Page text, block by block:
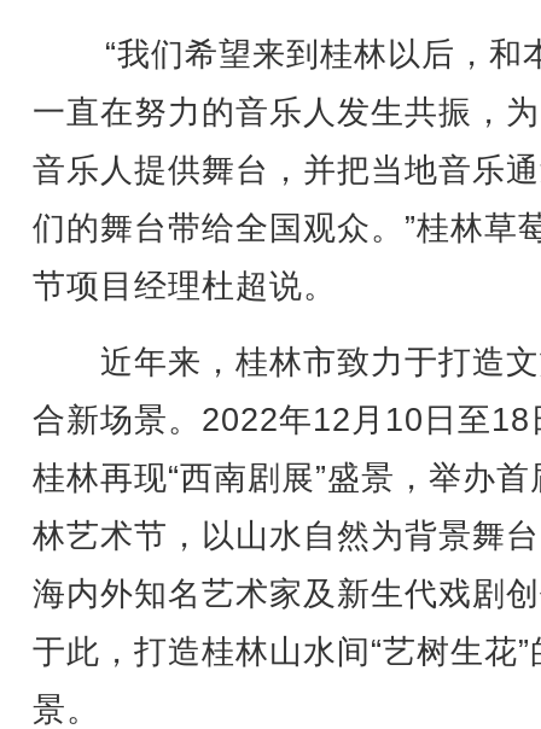
“我们希望来到桂林以后，和
一直在努力的音乐人发生共振，
音乐人提供舞台，并把当地音乐
们的舞台带给全国观众。”桂林草
节项目经理杜超说。
近年来，桂林市致力于打造
合新场景。2022年12月10日至18
桂林再现“西南剧展”盛景，举办首
林艺术节，以山水自然为背景舞
海内外知名艺术家及新生代戏剧
于此，打造桂林山水间“艺树生花”
景。